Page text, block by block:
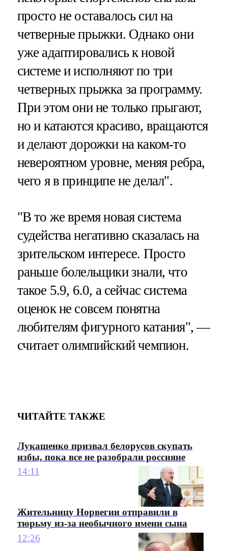
просто не оставалось сил на
четверные прыжки. Однако они
уже адаптировались к новой
системе и исполняют по три
четверных прыжка за программу.
При этом они не только прыгают,
но и катаются красиво, вращаются
и делают дорожки на каком-то
невероятном уровне, меняя ребра,
чего я в принципе не делал".
"В то же время новая система
судейства негативно сказалась на
зрительском интересе. Просто
раньше болельщики знали, что
такое 5.9, 6.0, а сейчас система
оценок не совсем понятна
любителям фигурного катания", —
считает олимпийский чемпион.
ЧИТАЙТЕ ТАКЖЕ
Лукашенко призвал белорусов скупать
избы, пока все не разобрали россияне
14:11
Жительницу Норвегии отправили в
тюрьму из-за необычного имени сына
12:26